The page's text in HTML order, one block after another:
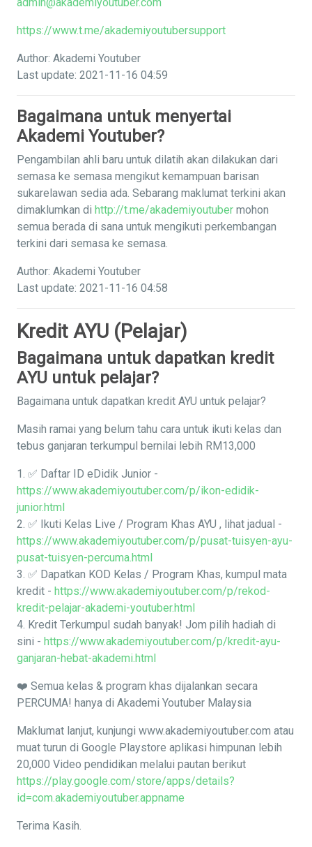
https://www.t.me/akademiyoutubersupport
Author: Akademi Youtuber
Last update: 2021-11-16 04:59
Bagaimana untuk menyertai
Akademi Youtuber?
Pengambilan ahli baru untuk dilatih akan dilakukan dari
semasa ke semasa mengikut kemampuan barisan
sukarelawan sedia ada. Sebarang maklumat terkini akan
dimaklumkan di http://t.me/akademiyoutuber mohon
semua berada di sana untuk mengikuti perkembangan
terkini dari semasa ke semasa.
Author: Akademi Youtuber
Last update: 2021-11-16 04:58
Kredit AYU (Pelajar)
Bagaimana untuk dapatkan kredit
AYU untuk pelajar?
Bagaimana untuk dapatkan kredit AYU untuk pelajar?
Masih ramai yang belum tahu cara untuk ikuti kelas dan
tebus ganjaran terkumpul bernilai lebih RM13,000
1. ✅ Daftar ID eDidik Junior -
https://www.akademiyoutuber.com/p/ikon-edidik-
junior.html
2. ✅ Ikuti Kelas Live / Program Khas AYU , lihat jadual -
https://www.akademiyoutuber.com/p/pusat-tuisyen-ayu-
pusat-tuisyen-percuma.html
3. ✅ Dapatkan KOD Kelas / Program Khas, kumpul mata
kredit - https://www.akademiyoutuber.com/p/rekod-
kredit-pelajar-akademi-youtuber.html
4. Kredit Terkumpul sudah banyak! Jom pilih hadiah di
sini - https://www.akademiyoutuber.com/p/kredit-ayu-
ganjaran-hebat-akademi.html
❤️ Semua kelas & program khas dijalankan secara
PERCUMA! hanya di Akademi Youtuber Malaysia
Maklumat lanjut, kunjungi www.akademiyoutuber.com atau
muat turun di Google Playstore aplikasi himpunan lebih
20,000 Video pendidikan melalui pautan berikut
https://play.google.com/store/apps/details?
id=com.akademiyoutuber.appname
Terima Kasih.